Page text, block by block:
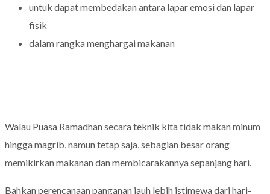
untuk dapat membedakan antara lapar emosi dan lapar
fisik
dalam rangka menghargai makanan
Walau Puasa Ramadhan secara teknik kita tidak makan minum
hingga magrib, namun tetap saja, sebagian besar orang
memikirkan makanan dan membicarakannya sepanjang hari.
Bahkan perencanaan panganan jauh lebih istimewa dari hari-